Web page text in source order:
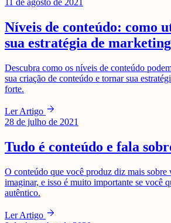
11 de agosto de 2021
Níveis de conteúdo: como
sua estratégia de marketing
Descubra como os níveis de conteúdo
sua criação de conteúdo e tornar sua
forte.
Ler Artigo arrow_forward
28 de julho de 2021
Tudo é conteúdo e fala
O conteúdo que você produz diz mais sobre
imaginar, e isso é muito importante se você
autêntico.
Ler Artigo arrow_forward